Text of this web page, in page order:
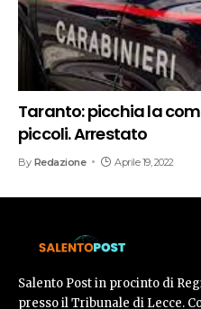
Taranto: picchia la
piccoli. Arrestato
By Redazione Aprile 19, 2022
Salento Post in procinto di
presso il Tribunale di Lecce.